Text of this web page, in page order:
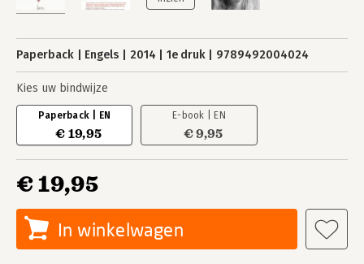
Paperback Engels 2014 1e druk 9789492004024
Kies uw bindwijze
Paperback | EN
€ 19,95
E-book | EN
€ 9,95
€ 19,95
In winkelwagen